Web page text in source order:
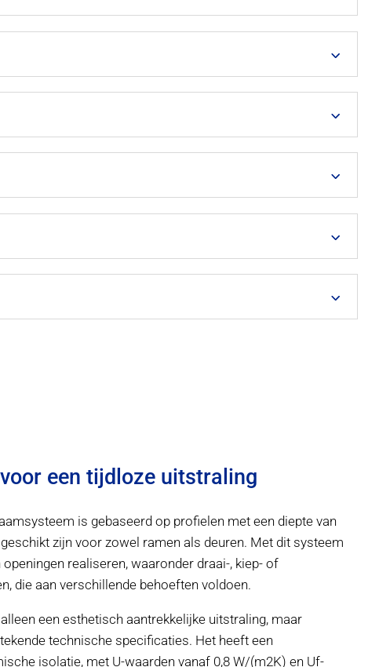
een tijdloze uitstraling
is gebaseerd op profielen met een diepte van
zijn voor zowel ramen als deuren. Met dit systeem
realiseren, waaronder draai-, kiep- of
die aan verschillende behoeften voldoen.
een esthetisch aantrekkelijke uitstraling, maar
technische specificaties. Het heeft een
isolatie, met U-waarden vanaf 0,8 W/(m2K) en Uf-